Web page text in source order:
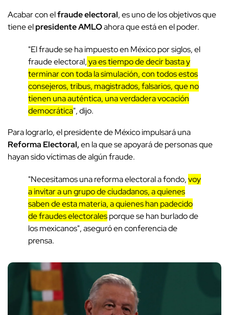
Acabar con elfraude electoral, es uno de los objetivos que
tiene elpresidente AMLOahora que está en el poder.
"El fraude se ha impuesto en México por siglos, el
fraude electoral,ya es tiempo de decir basta y
terminar con toda la simulación, con todos estos
consejeros, tribus, magistrados, falsarios, que no
tienen una auténtica, una verdadera vocación
democrática", dijo.
Para lograrlo, el presidente de México impulsará una
Reforma Electoral,en la que se apoyará de personas que
hayan sido víctimas de algún fraude.
"Necesitamos una reforma electoral a fondo,voy
a invitar a un grupo de ciudadanos, a quienes
saben de esta materia, a quienes han padecido
de fraudes electoralesporque se han burlado de
los mexicanos", aseguró en conferencia de
prensa.